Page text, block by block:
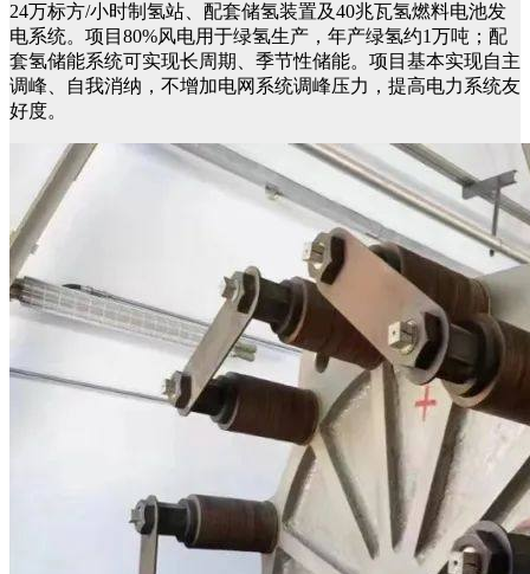
24万标方/小时制氢站、配套储氢装置及40兆瓦氢燃料电池发
电系统。项目80%风电用于绿氢生产，年产绿氢约1万吨；配
套氢储能系统可实现长周期、季节性储能。项目基本实现自主
调峰、自我消纳，不增加电网系统调峰压力，提高电力系统友
好度。